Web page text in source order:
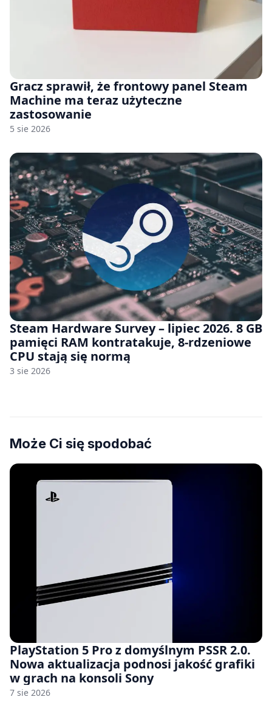
Gracz sprawił, że frontowy panel Steam
Machine ma teraz użyteczne
zastosowanie
5 sie 2026
Steam Hardware Survey – lipiec 2026. 8 GB
pamięci RAM kontratakuje, 8-rdzeniowe
CPU stają się normą
3 sie 2026
Może Ci się spodobać
PlayStation 5 Pro z domyślnym PSSR 2.0.
Nowa aktualizacja podnosi jakość grafiki
w grach na konsoli Sony
7 sie 2026